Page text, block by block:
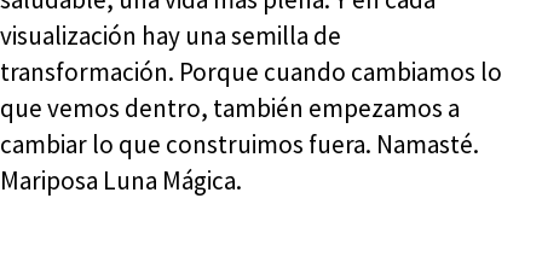
visualización hay una semilla de
transformación. Porque cuando cambiamos lo
que vemos dentro, también empezamos a
cambiar lo que construimos fuera. Namasté.
Mariposa Luna Mágica.